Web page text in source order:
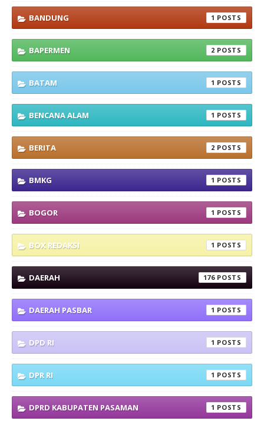
BANDUNG 1
BAPERMEN 2
BATAM 1
BENCANA ALAM 1
BERITA 2
BMKG 1
BOGOR 1
BOX REDAKSI 1
DAERAH 176
DAERAH PASBAR 1
DPD RI 1
DPR RI 1
DPRD KABUPATEN PASAMAN 1